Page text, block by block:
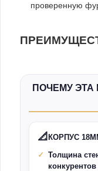
проверенную
ПОЧЕМУ
📐 КОРПУС
Толщина
конкурентов